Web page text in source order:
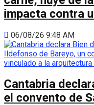
impacta contra
06/08/26 9:48 AM
Cantabria
el convento de